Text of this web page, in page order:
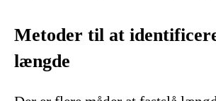
Metoder til at
længde